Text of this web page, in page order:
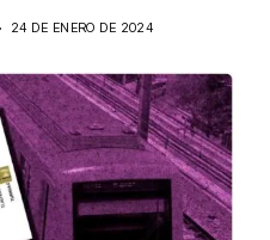
24 DE ENERO DE 2024